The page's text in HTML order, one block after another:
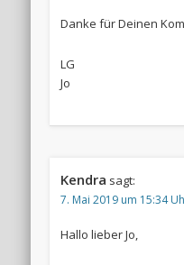
Danke für Deinen
LG
Jo
Kendra sagt:
7. Mai 2019 um 15:34
Hallo lieber Jo,